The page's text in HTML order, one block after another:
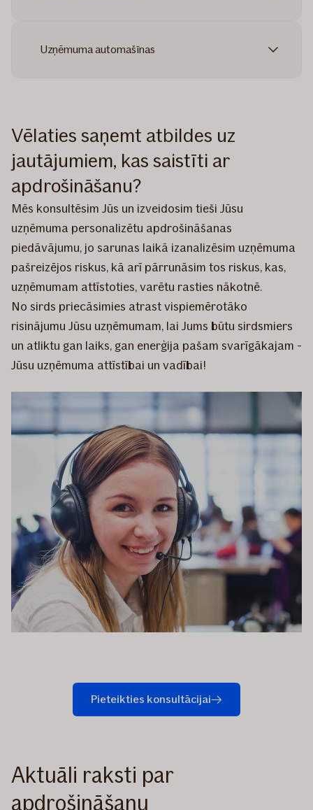
Uzņēmuma automašīnas
Vēlaties saņemt atbildes uz
jautājumiem, kas saistīti ar
apdrošināšanu?
Mēs konsultēsim Jūs un izveidosim tieši Jūsu
uzņēmuma personalizētu apdrošināšanas
piedāvājumu, jo sarunas laikā izanalizēsim uzņēmuma
pašreizējos riskus, kā arī pārrunāsim tos riskus, kas,
uzņēmumam attīstoties, varētu rasties nākotnē.
No sirds priecāsimies atrast vispiemērotāko
risinājumu Jūsu uzņēmumam, lai Jums būtu sirdsmiers
un atliktu gan laiks, gan enerģija pašam svarīgākajam -
Jūsu uzņēmuma attīstībai un vadībai!
Pieteikties konsultācijai
Aktuāli raksti par
apdrošināšanu